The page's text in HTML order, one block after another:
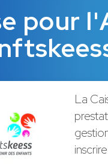
pour
La